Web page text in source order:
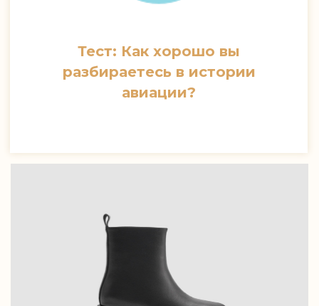
Тест: Как хорошо вы
разбираетесь в истории
авиации?